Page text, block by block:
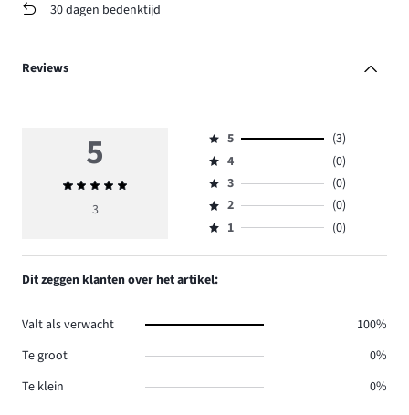
30 dagen bedenktijd
Reviews
5
Gemiddelde
beoordeling
3
Beoordeling
5,
aantal
reviews
3.
5
(3)
Beoordeling
4,
aantal
reviews
4
(0)
Beoordeling
3,
aantal
3
(0)
Beoordeling
2,
0.
2
(0)
Beoordeling
1,
aantal
reviews
1 (0)
Dit zeggen klanten over het artikel:
Valt als verwacht
100%
Te groot
0%
Te klein
0%